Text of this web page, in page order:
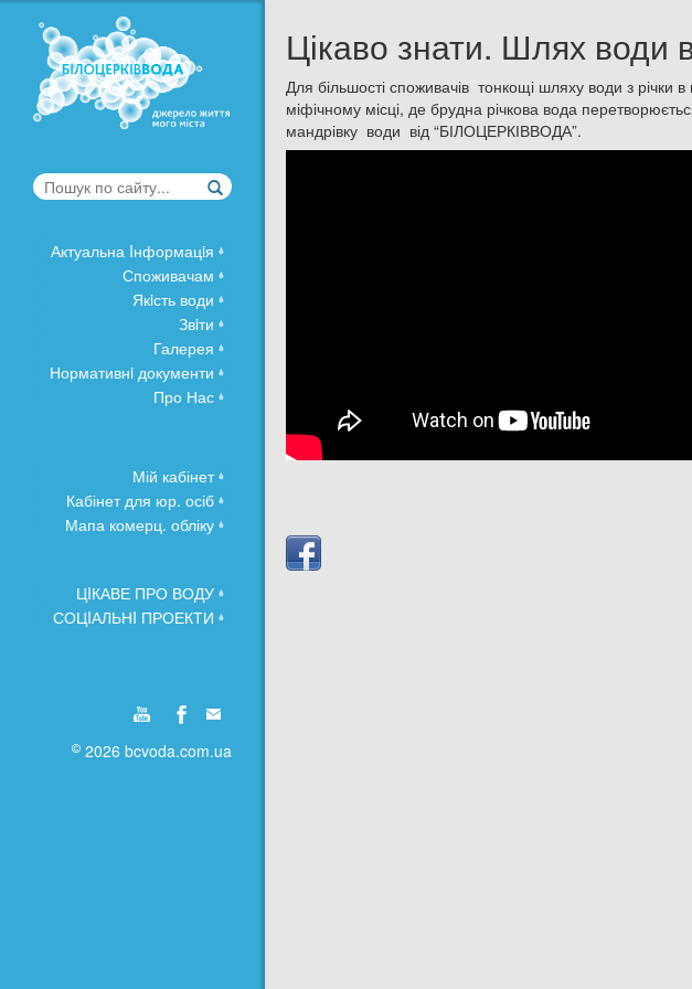
Актуальна Iнформацiя
Споживачам
Якiсть води
Звiти
Галерея
Нормативнi документи
Про Нас
Мій кабінет
Кабінет для юр. осіб
Мапа комерц. обліку
ЦIКАВЕ ПРО ВОДУ
СОЦIАЛЬНI ПРОЕКТИ
2026 bcvoda.com.ua
Цікаво знати. Шлях води
Для більшості споживачів тонкощі шляху води з
міфічному місці, де брудна річкова вода
мандрівку води від “БІЛОЦЕРКІВВОДА”.